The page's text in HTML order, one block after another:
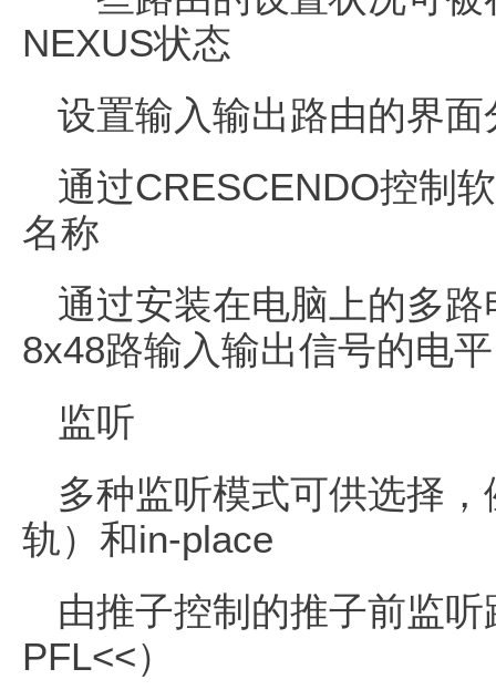
NEXUS状态
设置输入输出路由的界
通过CRESCENDO控制
名称
通过安装在电脑上的多
8x48路输入输出信号的电平
监听
多种监听模式可供选择
轨）和in-place
由推子控制的推子前监
PFL<<）